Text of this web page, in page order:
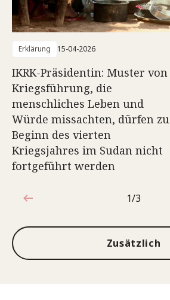
Erklärung 15-04-2026
IKRK-Präsidentin: Muster von
Kriegsführung, die
menschliches Leben und
Würde missachten, dürfen zu
Beginn des vierten
Kriegsjahres im Sudan nicht
fortgeführt werden
1von3
1/3
Zusätzlich